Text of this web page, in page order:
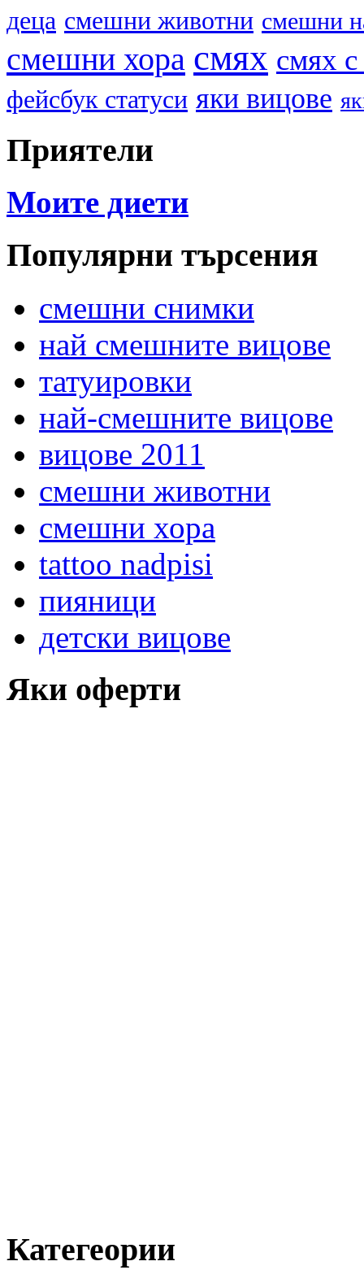
деца смешни животни смешни
смешни хора смях смях
фейсбук статуси яки вицове
Приятели
Моите диети
Популярни търсения
смешни снимки
най смешните вицове
татуировки
най-смешните вицове
вицове 2011
смешни животни
смешни хора
tattoo nadpisi
пияници
детски вицове
Яки оферти
Категеории